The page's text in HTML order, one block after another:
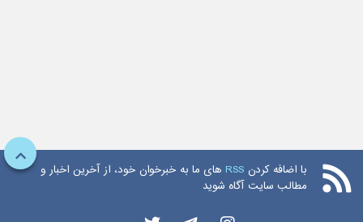
با اضافه کردن RSS های ما به خبرخوان خود، از آخرین اخبار و
مطالب سایت آگاه شوید